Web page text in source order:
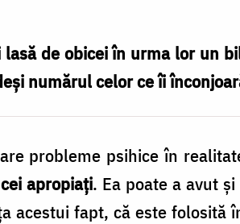
de obicei în urma lor un
numărul celor ce îi
probleme psihice în
apropiați. Ea poate a avut
acestui fapt, că este